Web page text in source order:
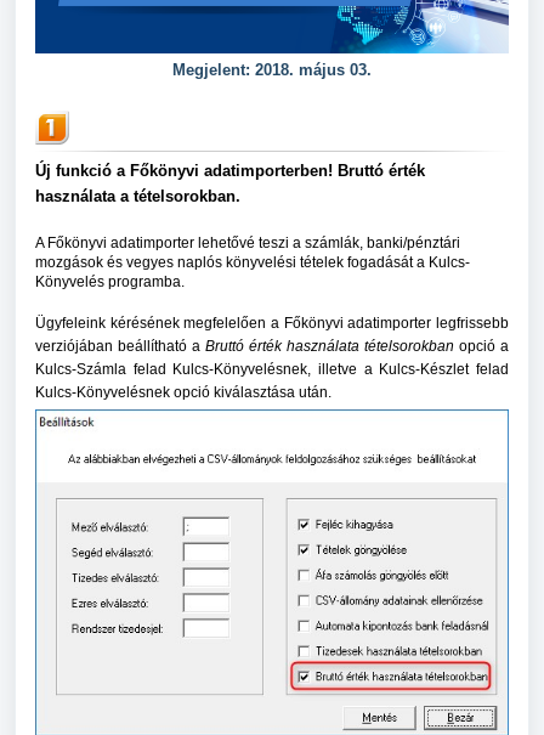
Megjelent: 2018. május 03.
Új funkció a Főkönyvi adatimporterben! Bruttó érték
használata a tételsorokban.
A Főkönyvi adatimporter lehetővé teszi a számlák, banki/pénztári
mozgások és vegyes naplós könyvelési tételek fogadását a Kulcs-
Könyvelés programba.
Ügyfeleink kérésének megfelelően a Főkönyvi adatimporter legfrissebb
verziójában beállítható a Bruttó érték használata tételsorokban opció a
Kulcs-Számla felad Kulcs-Könyvelésnek, illetve a Kulcs-Készlet felad
Kulcs-Könyvelésnek opció kiválasztása után.